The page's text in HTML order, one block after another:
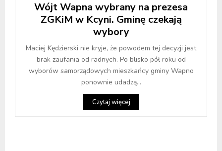
Wójt Wapna wybrany na prezesa
ZGKiM w Kcyni. Gminę czekają
wybory
Maciej Kędzierski nie kryje, że powodem tej decyzji jest
brak zaufania od radnych. Po blisko pół roku od
wyborów samorządowych mieszkańcy gminy Wapno
ponownie udadzą...
Czytaj więcej